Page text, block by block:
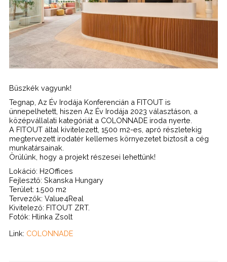
Büszkék vagyunk!
Tegnap, Az Év Irodája Konferencián a FITOUT is
ünnepelhetett, hiszen Az Év Irodája 2023 választáson, a
középvállalati kategóriát a COLONNADE iroda nyerte.
A FITOUT által kivitelezett, 1500 m2-es, apró részletekig
megtervezett irodatér kellemes környezetet biztosít a cég
munkatársainak.
Örülünk, hogy a projekt részesei lehettünk!
Lokáció: H2Offices
Fejlesztő: Skanska Hungary
Terület: 1.500 m2
Tervezők: Value4Real
Kivitelező: FITOUT ZRT.
Fotók: Hlinka Zsolt
Link: COLONNADE